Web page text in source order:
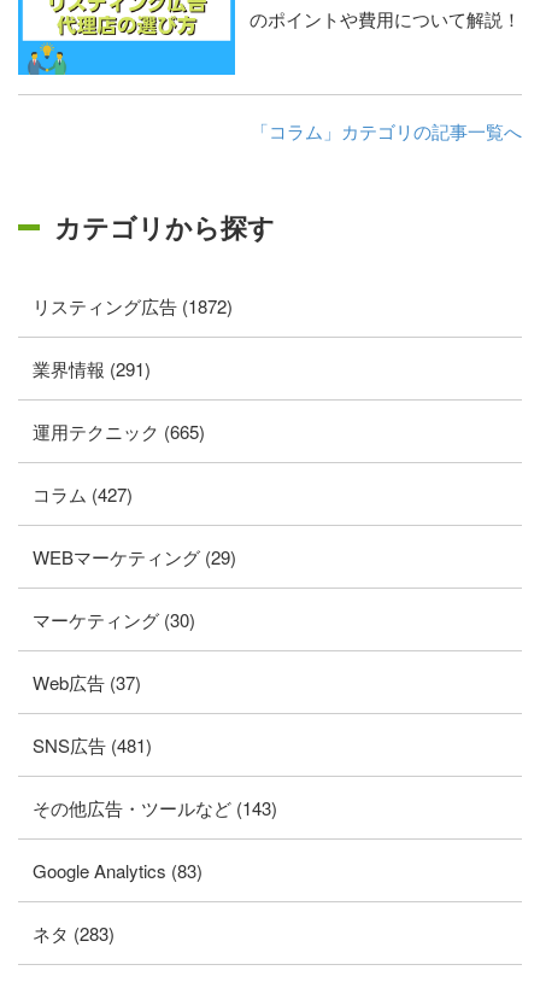
のポイントや費用について解説！
「コラム」カテゴリの記事一覧へ
カテゴリから探す
リスティング広告 (1872)
業界情報 (291)
運用テクニック (665)
コラム (427)
WEBマーケティング (29)
マーケティング (30)
Web広告 (37)
SNS広告 (481)
その他広告・ツールなど (143)
Google Analytics (83)
ネタ (283)